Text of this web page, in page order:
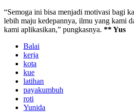
“Semoga ini bisa menjadi motivasi bagi
lebih maju kedepannya, ilmu yang kami
kami aplikasikan,” pungkasnya. ** Yus
Balai
kerja
kota
kue
latihan
payakumbuh
roti
Yunida